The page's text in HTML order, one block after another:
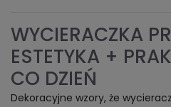
WYCIERACZKA
ESTETYKA +
CO DZIEŃ
Dekoracyjne wzory, że